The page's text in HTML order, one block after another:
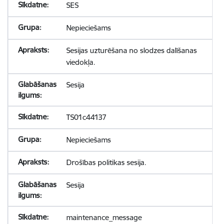
SES
Nepieciešams
Sesijas uzturēšana no slodzes dalīšanas
viedokļa.
Sesija
TS01c44137
Nepieciešams
Drošības politikas sesija.
Sesija
maintenance_message